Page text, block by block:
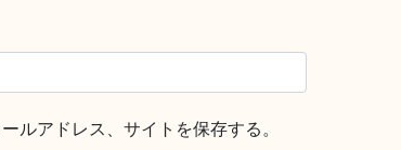
ルアドレス、サイトを保存する。